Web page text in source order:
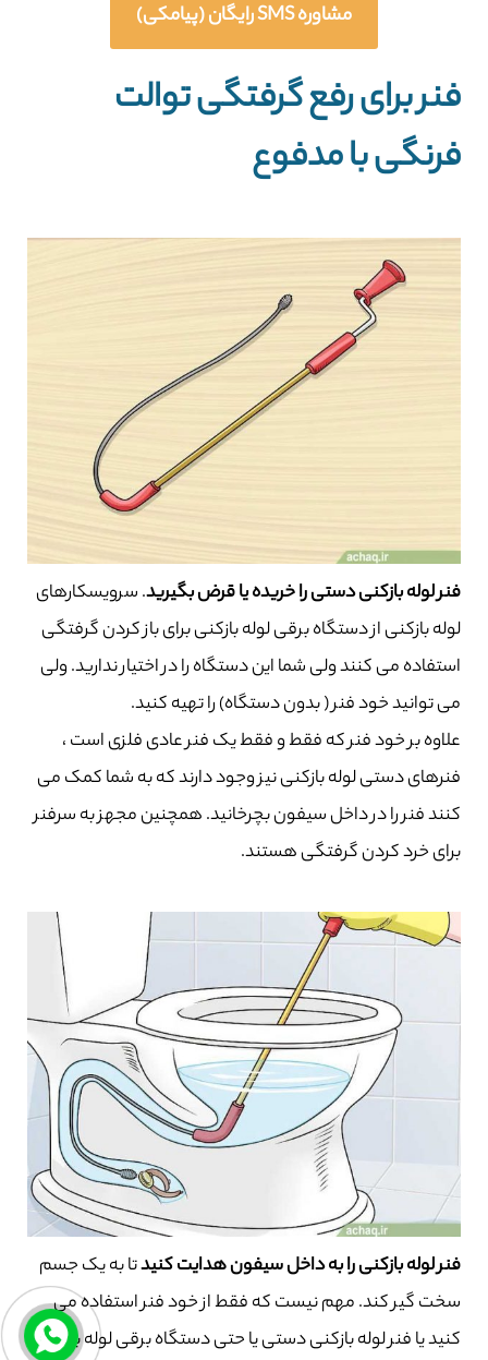
مشاوره SMS رایگان (پیامکی)
فنر برای رفع گرفتگی توالت
فرنگی با مدفوع
فنر لوله بازکنی دستی را خریده یا قرض بگیرید. سرویسکارهای
لوله بازکنی از دستگاه برقی لوله بازکنی برای باز کردن گرفتگی
استفاده می کنند ولی شما این دستگاه را در اختیار ندارید. ولی
می توانید خود فنر ( بدون دستگاه) را تهیه کنید.
علاوه بر خود فنر که فقط و فقط یک فنر عادی فلزی است ،
فنرهای دستی لوله بازکنی نیز وجود دارند که به شما کمک می
کنند فنر را در داخل سیفون بچرخانید. همچنین مجهز به سرفنر
برای خرد کردن گرفتگی هستند.
فنر لوله بازکنی را به داخل سیفون هدایت کنیدتا به یک جسم
سخت گیر کند. مهم نیست که فقط از خود فنر استفاده می
کنید یا فنر لوله بازکنی دستی یا حتی دستگاه برقی لوله بازکنی.